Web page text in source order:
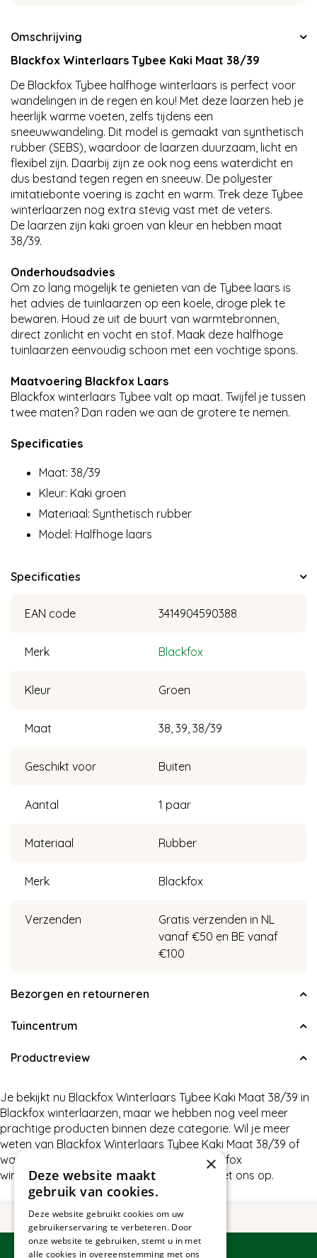
Omschrijving
Blackfox Winterlaars Tybee Kaki Maat 38/39
De Blackfox Tybee halfhoge winterlaars is perfect voor
wandelingen in de regen en kou! Met deze laarzen heb je
heerlijk warme voeten, zelfs tijdens een
sneeuwwandeling. Dit model is gemaakt van synthetisch
rubber (SEBS), waardoor de laarzen duurzaam, licht en
flexibel zijn. Daarbij zijn ze ook nog eens waterdicht en
dus bestand tegen regen en sneeuw. De polyester
imitatiebonte voering is zacht en warm. Trek deze Tybee
winterlaarzen nog extra stevig vast met de veters.
De laarzen zijn kaki groen van kleur en hebben maat
38/39.
Onderhoudsadvies
Om zo lang mogelijk te genieten van de Tybee laars is
het advies de tuinlaarzen op een koele, droge plek te
bewaren. Houd ze uit de buurt van warmtebronnen,
direct zonlicht en vocht en stof. Maak deze halfhoge
tuinlaarzen eenvoudig schoon met een vochtige spons.
Maatvoering Blackfox Laars
Blackfox winterlaars Tybee valt op maat. Twijfel je tussen
twee maten? Dan raden we aan de grotere te nemen.
Specificaties
Maat: 38/39
Kleur: Kaki groen
Materiaal: Synthetisch rubber
Model: Halfhoge laars
Specificaties
EAN code 3414904590388
Merk Blackfox
Kleur Groen
Maat 38, 39, 38/39
Geschikt voor Buiten
Aantal 1 paar
Materiaal Rubber
Merk Blackfox
Verzenden
Gratis verzenden in NL
vanaf €50 en BE vanaf
€100
Bezorgen en retourneren
Tuincentrum
Productreview
Je bekijkt nu Blackfox Winterlaars Tybee Kaki Maat 38/39 in
Blackfox winterlaarzen, maar we hebben nog veel meer
prachtige producten binnen deze categorie. Wil je meer
weten van Blackfox Winterlaars Tybee Kaki Maat 38/39 of
wat wij nog meer te bieden hebben in Blackfox
winterlaarzen, neem dan gerust contact met ons op.
×
Deze website maakt
gebruik van cookies.
Deze website gebruikt cookies om uw
gebruikerservaring te verbeteren. Door
onze website te gebruiken, stemt u in met
alle cookies in overeenstemming met ons